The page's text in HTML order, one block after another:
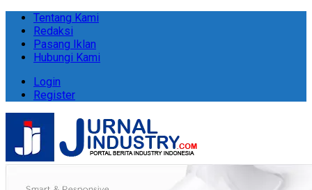
Tentang Kami
Redaksi
Pasang Iklan
Hubungi Kami
Login
Register